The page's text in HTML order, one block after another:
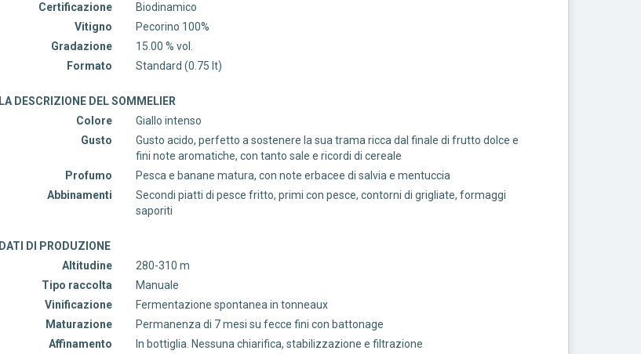
Certificazione
Biodinamico
Vitigno
Pecorino 100%
Gradazione
15.00 % vol.
Formato
Standard (0.75 lt)
LA DESCRIZIONE DEL SOMMELIER
Colore
Giallo intenso
Gusto
Gusto acido, perfetto a sostenere la sua trama ricca dal finale di frutto dolce e
fini note aromatiche, con tanto sale e ricordi di cereale
Profumo
Pesca e banane matura, con note erbacee di salvia e mentuccia
Abbinamenti
Secondi piatti di pesce fritto, primi con pesce, contorni di grigliate, formaggi
saporiti
DATI DI PRODUZIONE
Altitudine
280-310 m
Tipo raccolta
Manuale
Vinificazione
Fermentazione spontanea in tonneaux
Maturazione
Permanenza di 7 mesi su fecce fini con battonage
Affinamento
In bottiglia. Nessuna chiarifica, stabilizzazione e filtrazione